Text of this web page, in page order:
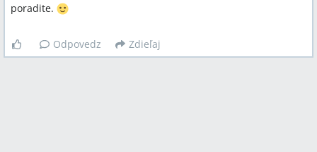
poradite.
Odpovedz Zdieľaj